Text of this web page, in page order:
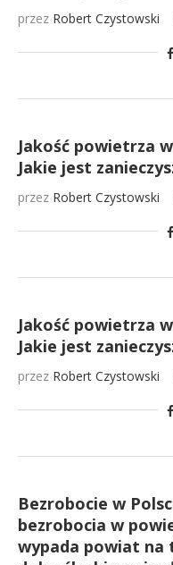
przez Robert Czystowski
Jakość powietrza
Jakie jest
przez Robert Czystowski
Jakość powietrza
Jakie jest
przez Robert Czystowski
Bezrobocie w
bezrobocia w
wypada powiat na